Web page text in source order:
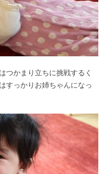
つかまり立ちに挑戦するく
すっかりお姉ちゃんになっ